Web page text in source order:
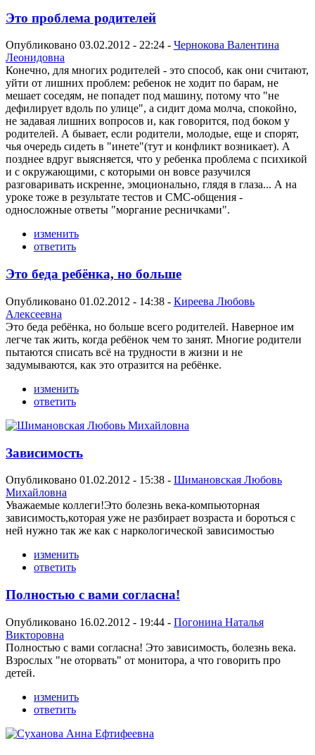
Это проблема родителей
Опубликовано 03.02.2012 - 22:24 - Чернокова Валентина
Леонидовна
Конечно, для многих родителей - это способ, как они считают,
уйти от лишних проблем: ребенок не ходит по барам, не
мешает соседям, не попадет под машину, потому что "не
дефилирует вдоль по улице", а сидит дома молча, спокойно,
не задавая лишних вопросов и, как говорится, под боком у
родителей. А бывает, если родители, молодые, еще и спорят,
чья очередь сидеть в "инете"(тут и конфликт возникает). А
позднее вдруг выясняется, что у ребенка проблема с психикой
и с окружающими, с которыми он вовсе разучился
разговаривать искренне, эмоционально, глядя в глаза... А на
уроке тоже в результате тестов и СМС-общения -
односложные ответы "моргание ресничками".
изменить
ответить
Это беда ребёнка, но больше
Опубликовано 01.02.2012 - 14:38 - Киреева Любовь
Алексеевна
Это беда ребёнка, но больше всего родителей. Наверное им
легче так жить, когда ребёнок чем то занят. Многие родители
пытаются списать всё на трудности в жизни и не
задумываются, как это отразится на ребёнке.
изменить
ответить
Зависимость
Опубликовано 01.02.2012 - 15:38 - Шимановская Любовь
Михайловна
Уважаемые коллеги!Это болезнь века-компьюторная
зависимость,которая уже не разбирает возраста и бороться с
ней нужно так же как с наркологической зависимостью
изменить
ответить
Полностью с вами согласна!
Опубликовано 16.02.2012 - 19:44 - Погонина Наталья
Викторовна
Полностью с вами согласна! Это зависимость, болезнь века.
Взрослых "не оторвать" от монитора, а что говорить про
детей.
изменить
ответить